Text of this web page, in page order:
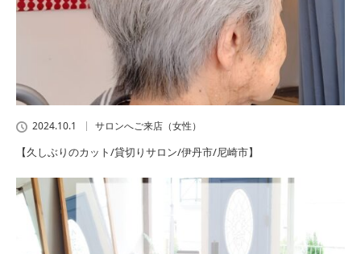
2024.10.1 サロンへご来店（女性）
【久しぶりのカット/貸切りサロン/伊丹市/尼崎市】